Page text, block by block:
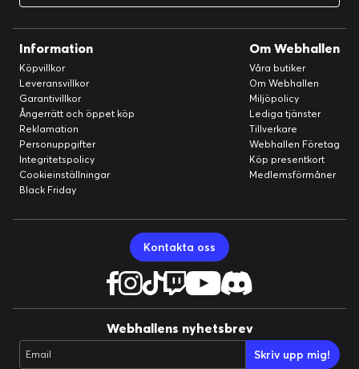
Information
Köpvillkor
Leveransvillkor
Garantivillkor
Ångerrätt och öppet köp
Reklamation
Personuppgifter
Integritetspolicy
Cookieinställningar
Black Friday
Om Webhallen
Våra butiker
Om Webhallen
Miljöpolicy
Lediga tjänster
Tillverkare
Webhallen Företag
Köp presentkort
Medlemsförmåner
Kontakta oss
Webhallens nyhetsbrev
Email Skriv upp mig!